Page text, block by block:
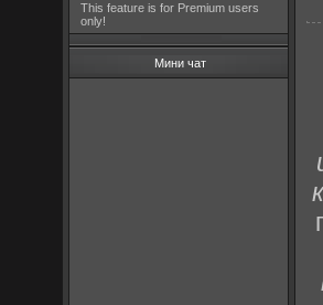
This feature is for Premium users
only!
Мини чат